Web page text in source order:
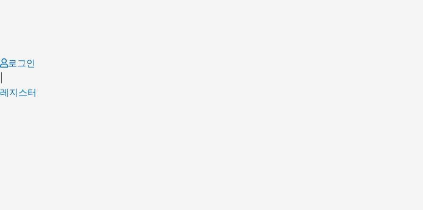
로그인
레지스터